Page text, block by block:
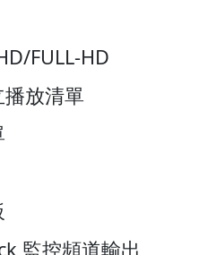
FULL-HD
放清單
監控頻道輸出